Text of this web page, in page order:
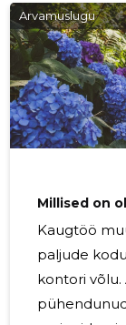
Arvamuslugu
Millised on
Kaugtöö
paljude
kontori